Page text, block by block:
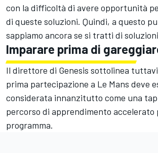
con la difficoltà di avere opportunità
di queste soluzioni. Quindi, a questo
sappiamo ancora se si tratti di
Imparare prima di
Il direttore di Genesis sottolinea
prima partecipazione a Le Mans deve
considerata innanzitutto come una
percorso di apprendimento accelerato
programma.